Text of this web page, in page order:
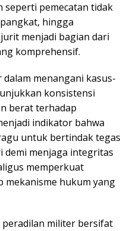
seperti pemecatan tidak
hingga
menjadi bagian dari
komprehensif.
menangani kasus-
konsistensi
berat terhadap
indikator bahwa
untuk bertindak tegas
demi menjaga integritas
memperkuat
mekanisme hukum yang
peradilan militer bersifat